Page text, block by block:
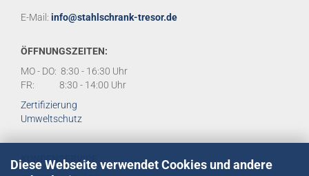
Diese Webseite verwendet Cookies und andere
E-Mail: info@stahlschrank-tresor.de
ÖFFNUNGSZEITEN:
MO - DO: 8:30 - 16:30 Uhr
FR: 8:30 - 14:00 Uhr
Zertifizierung
Umweltschutz
KUNDENSERVICE